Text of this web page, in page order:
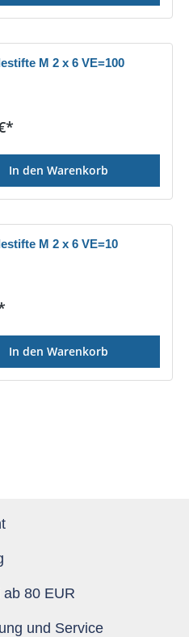
M 2 x 6 VE=100
Preis:
In den Warenkorb
M 2 x 6 VE=10
Preis:
In den Warenkorb
80 EUR
und Service